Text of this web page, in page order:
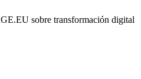
sobre transformación digital